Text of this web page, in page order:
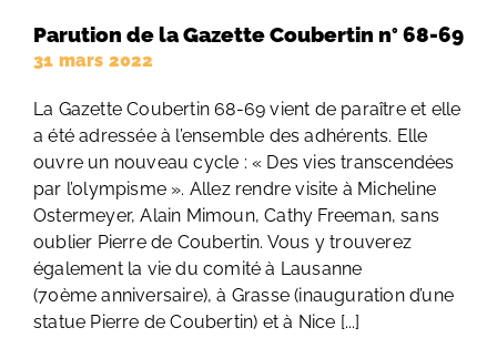
Parution de la Gazette Coubertin n° 68-69
31 mars 2022
La Gazette Coubertin 68-69 vient de paraître et elle
a été adressée à l’ensemble des adhérents. Elle
ouvre un nouveau cycle : « Des vies transcendées
par l’olympisme ». Allez rendre visite à Micheline
Ostermeyer, Alain Mimoun, Cathy Freeman, sans
oublier Pierre de Coubertin. Vous y trouverez
également la vie du comité à Lausanne
(70ème anniversaire), à Grasse (inauguration d’une
statue Pierre de Coubertin) et à Nice [...]